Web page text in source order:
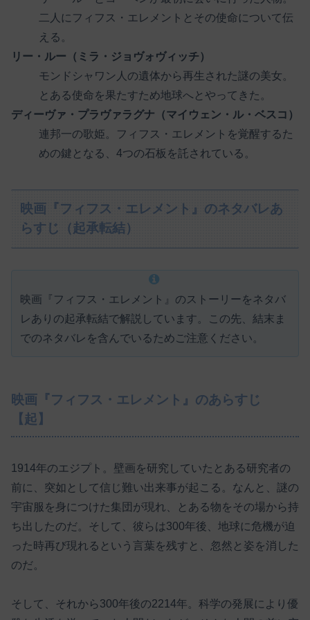
二人にフィフス・エレメントとその使命について伝
える。
リー・ルー（ミラ・ジョヴォヴィッチ）
モンドシャワン人の遺体から再生された謎の美女。
とある使命を果たすため地球へとやってきた。
ディーヴァ・プラヴァラグナ（マイウェン・ル・ベスコ）
連邦一の歌姫。フィフス・エレメントを覚醒するた
めの鍵となる、4つの石板を託されている。
映画『フィフス・エレメント』のネタバレあ
らすじ（起承転結）
映画『フィフス・エレメント』のストーリーをネタバ
レありの起承転結で解説しています。この先、結末ま
でのネタバレを含んでいるためご注意ください。
映画『フィフス・エレメント』のあらすじ
【起】
1914年のエジプト。壁画を研究していたとある研究者の
前に、突如として信じ難い出来事が起こる。なんと、謎の
宇宙服を身につけた集団が現れ、とある物をその場から持
ち出したのだ。そして、彼らは300年後、地球に危機が迫
った時再び現れるという言葉を残すと、忽然と姿を消した
のだ。
そして、それから300年後の2214年。科学の発展により優